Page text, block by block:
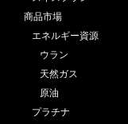
商品市場
エネルギー資源
ウラン
天然ガス
原油
プラチナ